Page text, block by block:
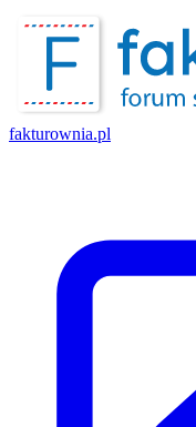
fakturownia.pl